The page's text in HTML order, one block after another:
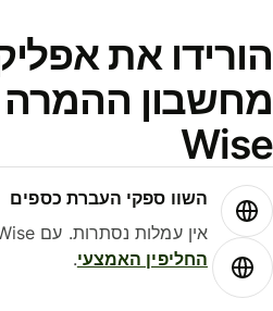
את
ההמרה
השוו ספקי העברת כספים
אין עמלות נסתרות. עם Wise תמיד תקבלו את
החליפין האמצעי.